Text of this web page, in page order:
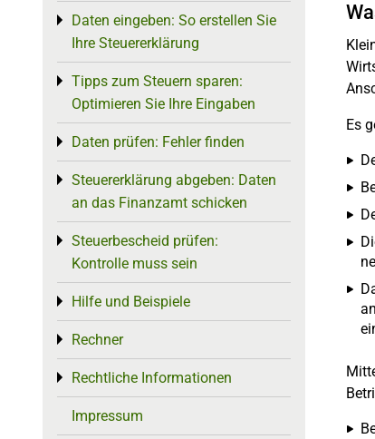
Es
Daten eingeben: So erstellen Sie
Ihre Steuererklärung
Toggle menu
Tipps zum Steuern sparen:
Optimieren Sie Ihre Eingaben
Toggle menu
Daten prüfen: Fehler finden
Toggle menu
Steuererklärung abgeben: Daten
an das Finanzamt schicken
Toggle menu
Steuerbescheid prüfen:
Kontrolle muss sein
Toggle menu
Hilfe und Beispiele
Toggle menu
Rechner
Toggle menu
Rechtliche Informationen
Toggle menu
Impressum